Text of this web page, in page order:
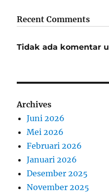
Recent Comments
Tidak ada komentar
Archives
Juni 2026
Mei 2026
Februari 2026
Januari 2026
Desember 2025
November 2025